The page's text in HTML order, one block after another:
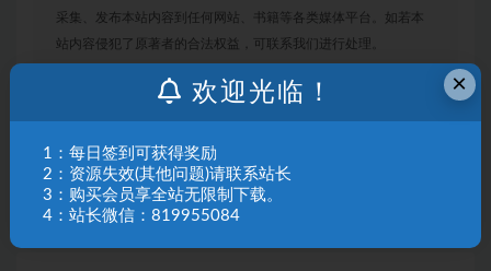
采集、发布本站内容到任何网站、书籍等各类媒体平台。如若本
站内容侵犯了原著者的合法权益，可联系我们进行处理。
×
欢迎光临！
1：每日签到可获得奖励
2：资源失效(其他问题)请联系站长
3：购买会员享全站无限制下载。
4：站长微信：819955084